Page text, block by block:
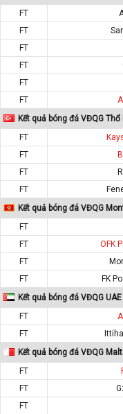
FT
FT
FT
FT
FT
FT
Kết quả bóng đá VĐQG Thổ
FT
FT
FT
FT
Kết quả bóng đá VĐQG
FT
FT
OFK
FT
FT
FK
Kết quả bóng đá VĐQG UAE
FT
FT
Kết quả bóng đá VĐQG
FT
FT
FT